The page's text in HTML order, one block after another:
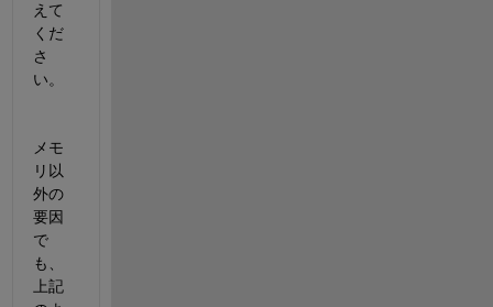
えて
くだ
さ
い。
メモ
リ以
外の
要因
で
も、
上記